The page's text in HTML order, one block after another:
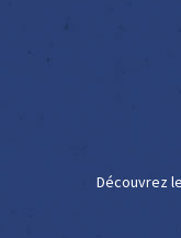
Découvrez